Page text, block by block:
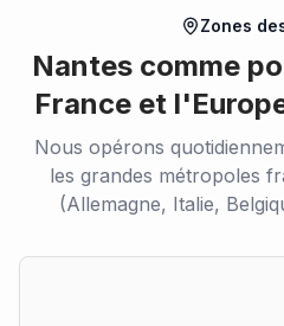
Zones
Nantes comme
France et
Nous opérons
les grandes métropoles
(Allemagne, Italie,